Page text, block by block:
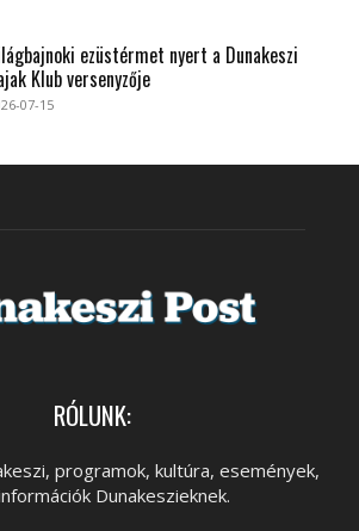
ezüstérmet nyert a Dunakeszi
Klub versenyzője
07-15
RÓLUNK:
programok, kultúra, események,
Dunakeszieknek.